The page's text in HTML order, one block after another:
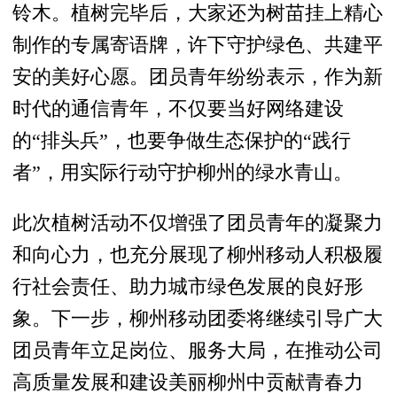
铃木。植树完毕后，大家还为树苗挂上精心
制作的专属寄语牌，许下守护绿色、共建平
安的美好心愿。团员青年纷纷表示，作为新
时代的通信青年，不仅要当好网络建设
的“排头兵”，也要争做生态保护的“践行
者”，用实际行动守护柳州的绿水青山。
此次植树活动不仅增强了团员青年的凝聚力
和向心力，也充分展现了柳州移动人积极履
行社会责任、助力城市绿色发展的良好形
象。下一步，柳州移动团委将继续引导广大
团员青年立足岗位、服务大局，在推动公司
高质量发展和建设美丽柳州中贡献青春力